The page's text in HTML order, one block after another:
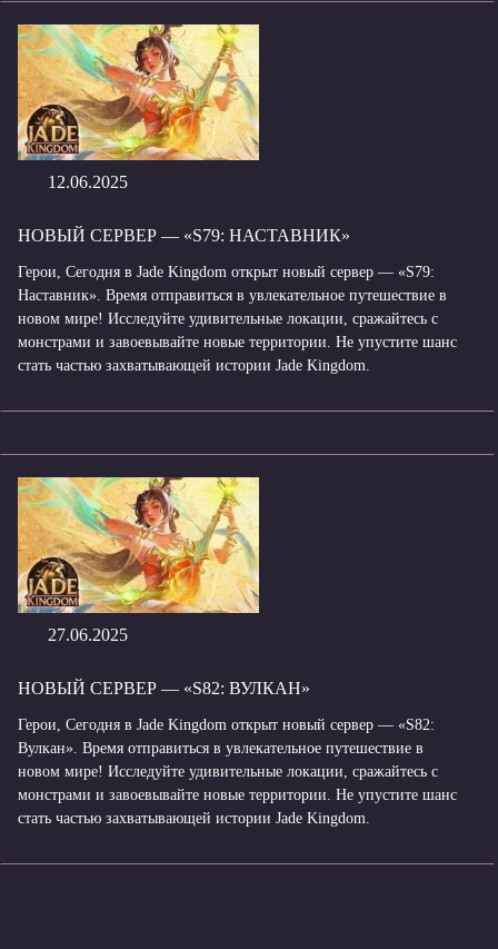
12.06.2025
НОВЫЙ СЕРВЕР — «S79: НАСТАВНИК»
Герои, Сегодня в Jade Kingdom открыт новый сервер — «S79:
Наставник». Время отправиться в увлекательное путешествие в
новом мире! Исследуйте удивительные локации, сражайтесь с
монстрами и завоевывайте новые территории. Не упустите шанс
стать частью захватывающей истории Jade Kingdom.
27.06.2025
НОВЫЙ СЕРВЕР — «S82: ВУЛКАН»
Герои, Сегодня в Jade Kingdom открыт новый сервер — «S82:
Вулкан». Время отправиться в увлекательное путешествие в
новом мире! Исследуйте удивительные локации, сражайтесь с
монстрами и завоевывайте новые территории. Не упустите шанс
стать частью захватывающей истории Jade Kingdom.